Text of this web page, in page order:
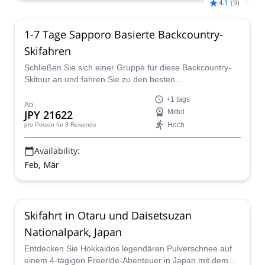
4.1 (9)
1-7 Tage Sapporo Basierte Backcountry-
Skifahren
Schließen Sie sich einer Gruppe für diese Backcountry-
Skitour an und fahren Sie zu den besten
lokalen JMGA-Bergführer.
Ab
JPY 21622
pro Person für 3 Reisende
+1 tags
Mittel
Hoch
Availability:
Feb, Mär
Skifahrt in Otaru und Daisetsuzan
Nationalpark, Japan
Entdecken Sie Hokkaidos legendären Pulverschnee auf
einem 4-tägigen Freeride-Abenteuer in Japan mit dem